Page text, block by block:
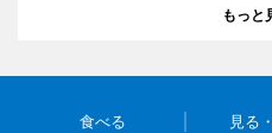
もっと
食べる 見る